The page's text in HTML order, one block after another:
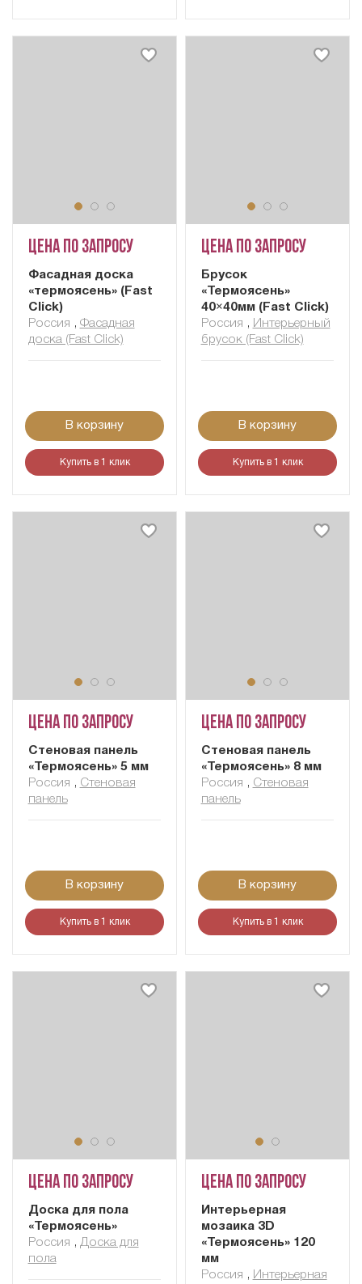
Цена по запросу
Фасадная доска
«термоясень» (Fast
Click)
Россия , Фасадная
доска (Fast Click)
В корзину
Купить в 1 клик
Цена по запросу
Брусок
«Термоясень»
40×40мм (Fast Click)
Россия , Интерьерный
брусок (Fast Click)
В корзину
Купить в 1 клик
Цена по запросу
Стеновая панель
«Термоясень» 5 мм
Россия , Стеновая
панель
В корзину
Купить в 1 клик
Цена по запросу
Стеновая панель
«Термоясень» 8 мм
Россия , Стеновая
панель
В корзину
Купить в 1 клик
Цена по запросу
Доска для пола
«Термоясень»
Россия , Доска для
пола
Цена по запросу
Интерьерная
мозаика 3D
«Термоясень» 120
мм
Россия , Интерьерная